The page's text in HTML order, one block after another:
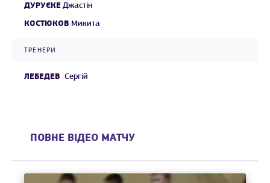
ДУРУЄКЕ Джастін
КОСТЮКОВ Микита
ТРЕНЕРИ
ЛЕБЕДЕВ Сергій
ПОВНЕ ВІДЕО МАТЧУ